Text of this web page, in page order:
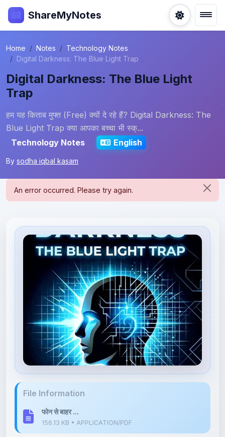
ShareMyNotes
Home Notes
Technology Notes
Digital Darkness: The Blue Light Trap
Digital Darkness: The Blue Light
Trap
हम यह किताब मुफ्त (Free) क्यों दे रहे हैं? Digital Darkness: The
Blue Light Trap क्या आपका बच्चा भी स्क्...
Technology Notes
English
By sodha iqbal kasam
फोन से बाहर ...